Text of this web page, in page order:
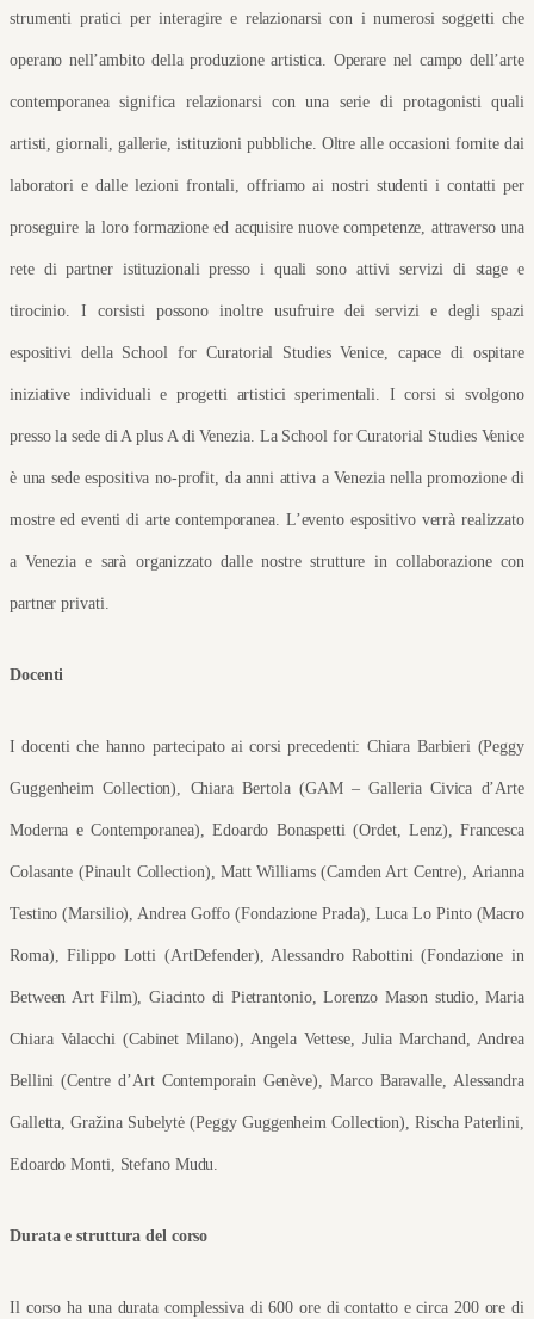
strumenti pratici per interagire e relazionarsi con i numerosi soggetti che
operano nell’ambito della produzione artistica. Operare nel campo dell’arte
contemporanea significa relazionarsi con una serie di protagonisti quali
artisti, giornali, gallerie, istituzioni pubbliche. Oltre alle occasioni fornite dai
laboratori e dalle lezioni frontali, offriamo ai nostri studenti i contatti per
proseguire la loro formazione ed acquisire nuove competenze, attraverso una
rete di partner istituzionali presso i quali sono attivi servizi di stage e
tirocinio. I corsisti possono inoltre usufruire dei servizi e degli spazi
espositivi della School for Curatorial Studies Venice, capace di ospitare
iniziative individuali e progetti artistici sperimentali. I corsi si svolgono
presso la sede di A plus A di Venezia. La School for Curatorial Studies Venice
è una sede espositiva no-profit, da anni attiva a Venezia nella promozione di
mostre ed eventi di arte contemporanea. L’evento espositivo verrà realizzato
a Venezia e sarà organizzato dalle nostre strutture in collaborazione con
partner privati.
Docenti
I docenti che hanno partecipato ai corsi precedenti: Chiara Barbieri (Peggy
Guggenheim Collection), Chiara Bertola (GAM – Galleria Civica d’Arte
Moderna e Contemporanea), Edoardo Bonaspetti (Ordet, Lenz), Francesca
Colasante (Pinault Collection), Matt Williams (Camden Art Centre), Arianna
Testino (Marsilio), Andrea Goffo (Fondazione Prada), Luca Lo Pinto (Macro
Roma), Filippo Lotti (ArtDefender), Alessandro Rabottini (Fondazione in
Between Art Film), Giacinto di Pietrantonio, Lorenzo Mason studio, Maria
Chiara Valacchi (Cabinet Milano), Angela Vettese, Julia Marchand, Andrea
Bellini (Centre d’Art Contemporain Genève), Marco Baravalle, Alessandra
Galletta, Gražina Subelytė (Peggy Guggenheim Collection), Rischa Paterlini,
Edoardo Monti, Stefano Mudu.
Durata e struttura del corso
Il corso ha una durata complessiva di 600 ore di contatto e circa 200 ore di